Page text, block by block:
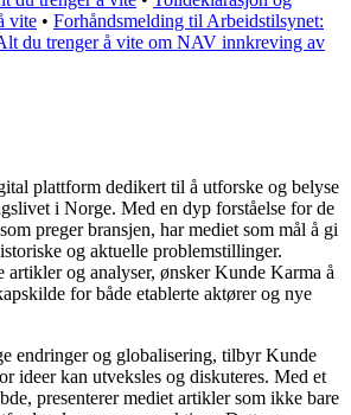
vite • Forhåndsmelding til Arbeidstilsynet:
du trenger å vite om NAV innkreving av
plattform dedikert til å utforske og belyse
i Norge. Med en dyp forståelse for de
preger bransjen, har mediet som mål å gi
og aktuelle problemstillinger.
artikler og analyser, ønsker Kunde Karma å
for både etablerte aktører og nye
endringer og globalisering, tilbyr Kunde
ideer kan utveksles og diskuteres. Med et
presenterer mediet artikler som ikke bare